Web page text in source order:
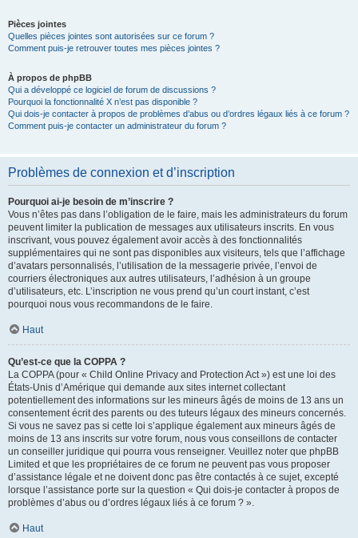
Pièces jointes
Quelles pièces jointes sont autorisées sur ce forum ?
Comment puis-je retrouver toutes mes pièces jointes ?
À propos de phpBB
Qui a développé ce logiciel de forum de discussions ?
Pourquoi la fonctionnalité X n’est pas disponible ?
Qui dois-je contacter à propos de problèmes d’abus ou d’ordres légaux liés à ce forum ?
Comment puis-je contacter un administrateur du forum ?
Problèmes de connexion et d’inscription
Pourquoi ai-je besoin de m’inscrire ?
Vous n’êtes pas dans l’obligation de le faire, mais les administrateurs du forum
peuvent limiter la publication de messages aux utilisateurs inscrits. En vous
inscrivant, vous pouvez également avoir accès à des fonctionnalités
supplémentaires qui ne sont pas disponibles aux visiteurs, tels que l’affichage
d’avatars personnalisés, l’utilisation de la messagerie privée, l’envoi de
courriers électroniques aux autres utilisateurs, l’adhésion à un groupe
d’utilisateurs, etc. L’inscription ne vous prend qu’un court instant, c’est
pourquoi nous vous recommandons de le faire.
Haut
Qu’est-ce que la COPPA ?
La COPPA (pour « Child Online Privacy and Protection Act ») est une loi des
États-Unis d’Amérique qui demande aux sites internet collectant
potentiellement des informations sur les mineurs âgés de moins de 13 ans un
consentement écrit des parents ou des tuteurs légaux des mineurs concernés.
Si vous ne savez pas si cette loi s’applique également aux mineurs âgés de
moins de 13 ans inscrits sur votre forum, nous vous conseillons de contacter
un conseiller juridique qui pourra vous renseigner. Veuillez noter que phpBB
Limited et que les propriétaires de ce forum ne peuvent pas vous proposer
d’assistance légale et ne doivent donc pas être contactés à ce sujet, excepté
lorsque l’assistance porte sur la question « Qui dois-je contacter à propos de
problèmes d’abus ou d’ordres légaux liés à ce forum ? ».
Haut